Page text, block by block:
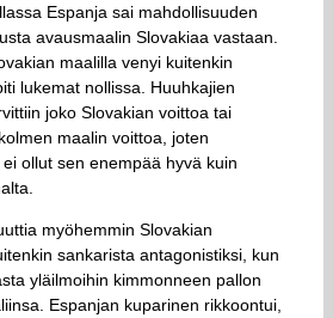
Espanja sai mahdollisuuden
avausmaalin Slovakiaa vastaan.
maalilla venyi kuitenkin
lukemat nollissa. Huuhkajien
joko Slovakian voittoa tai
maalin voittoa, joten
ollut sen enempää hyvä kuin
myöhemmin Slovakian
sankarista antagonistiksi, kun
yläilmoihin kimmonneen pallon
Espanjan kuparinen rikkoontui,